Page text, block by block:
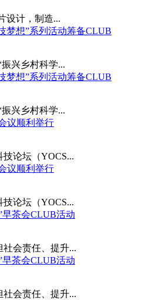
设计，制造...
梦想”系列活动筹备CLUB
兴乡村科学...
梦想”系列活动筹备CLUB
兴乡村科学...
议顺利举行
论坛（YOCS...
议顺利举行
论坛（YOCS...
茶会CLUB活动
社会责任、提升...
茶会CLUB活动
社会责任、提升...